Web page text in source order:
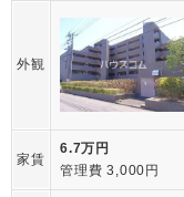
外観
家賃
6.7万円
管理費 3,000円